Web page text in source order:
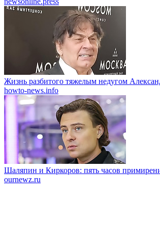
Жизнь разбитого тяжелым недугом
howto-news.info
Шаляпин и Киркоров: пять часов
ournewz.ru